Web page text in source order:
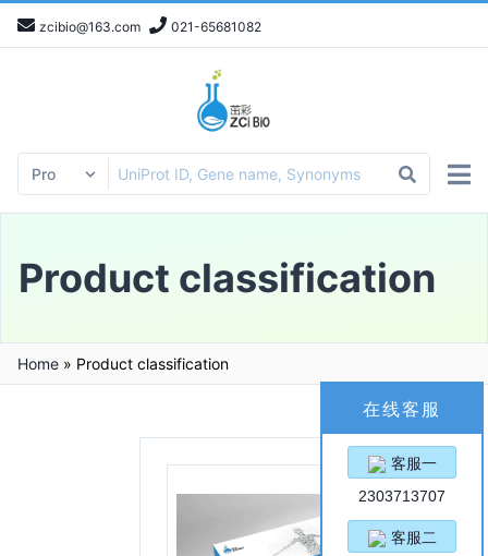
zcibio@163.com 021-65681082
Product classification
Home » Product classification
在线客服
客服一
2303713707
客服二